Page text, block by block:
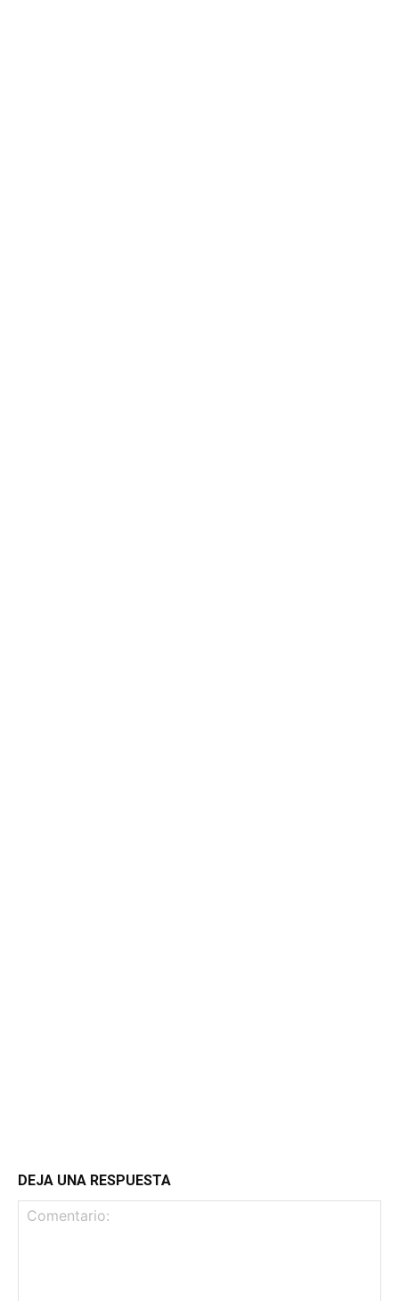
DEJA UNA RESPUESTA